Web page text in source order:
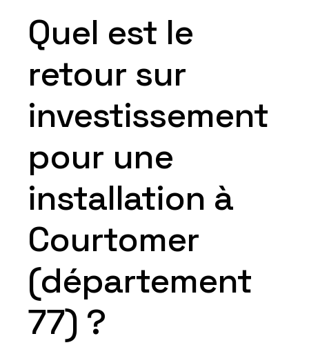
Quel est le
retour sur
investissement
pour une
installation à
Courtomer
(département
77) ?